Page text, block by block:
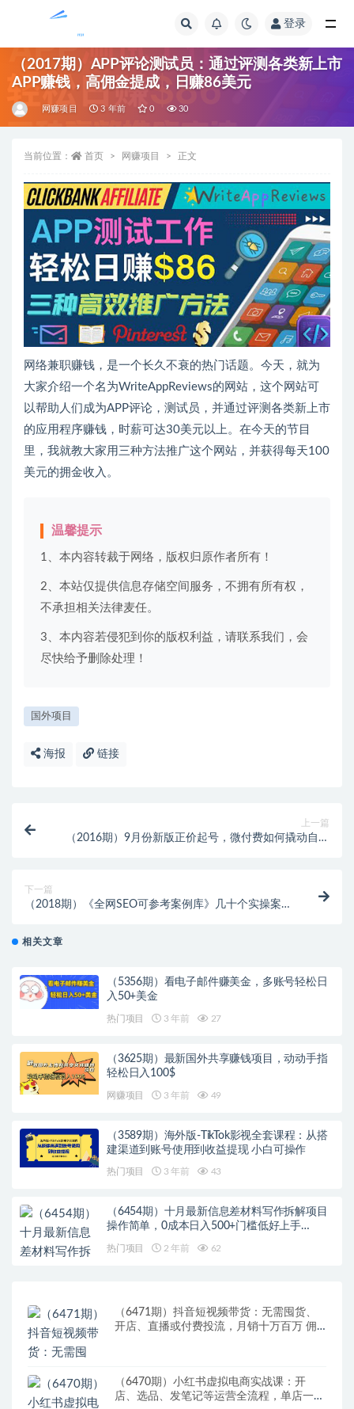
登录
（2017期）APP评论测试员：通过评测各类新上市
APP赚钱，高佣金提成，日赚86美元
网赚项目 3 年前 0 30
当前位置： 首页 网赚项目 正文
网络兼职赚钱，是一个长久不衰的热门话题。今天，就为
大家介绍一个名为WriteAppReviews的网站，这个网站可
以帮助人们成为APP评论，测试员，并通过评测各类新上市
的应用程序赚钱，时薪可达30美元以上。在今天的节目
里，我就教大家用三种方法推广这个网站，并获得每天100
美元的拥金收入。
温馨提示
1、本内容转裁于网络，版权归原作者所有！
2、本站仅提供信息存储空间服务，不拥有所有权，
不承担相关法律麦任。
3、本内容若侵犯到你的版权利益，请联系我们，会
尽快给予删除处理！
国外项目
海报 链接
上一篇
（2016期）9月份新版正价起号，微付费如何撬动自然
下一篇
（2018期）《全网SEO可参考案例库》几十个实操案例
相关文章
（5356期）看电子邮件赚美金，多账号轻松日
入50+美金
热门项目 3 年前 27
（3625期）最新国外共享赚钱项目，动动手指
轻松日入100$
网赚项目 3 年前 49
（3589期）海外版-TikTok影视全套课程：从搭
建渠道到账号使用到收益提现 小白可操作
热门项目 3 年前 43
（6454期）十月最新信息差材料写作拆解项目
操作简单，0成本日入500+门槛低好上手…
热门项目 2 年前 62
（6471期）抖音短视频带货：无需囤货、
开店、直播或付费投流，月销十万百万 佣
（6470期）小红书虚拟电商实战课：开
店、选品、发笔记等运营全流程，单店一天